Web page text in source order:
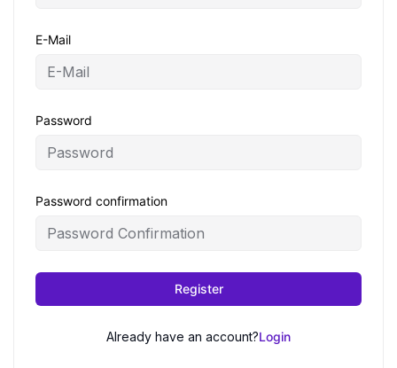
E-Mail
Password
Password confirmation
Register
Already have an account?Login